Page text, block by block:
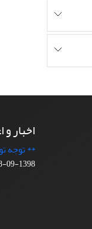
اخبار و
** توجه
1398-09-18